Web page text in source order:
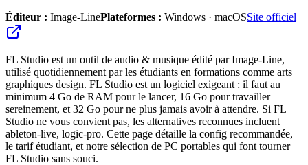
Éditeur : Image-LinePlateformes : Windows · macOSSite officiel
FL Studio est un outil de audio & musique édité par Image-Line,
utilisé quotidiennement par les étudiants en formations comme arts
graphiques design. FL Studio est un logiciel exigeant : il faut au
minimum 4 Go de RAM pour le lancer, 16 Go pour travailler
sereinement, et 32 Go pour ne plus jamais avoir à attendre. Si FL
Studio ne vous convient pas, les alternatives reconnues incluent
ableton-live, logic-pro. Cette page détaille la config recommandée,
le tarif étudiant, et notre sélection de PC portables qui font tourner
FL Studio sans souci.